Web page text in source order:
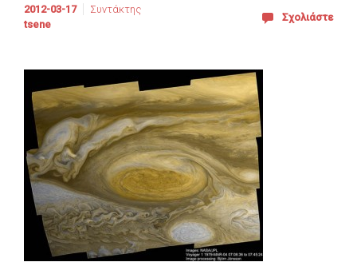
2012-03-17
Συντάκτης
tsene
Σχολιάστε